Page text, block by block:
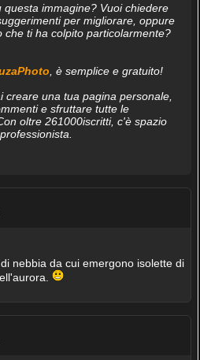
immagine? Vuoi chiedere
per migliorare, oppure
ti ha colpito particolarmente?
, è semplice e gratuito!
creare una tua pagina personale,
e sfruttare tutte le
oltre 261000iscritti, c'è spazio
nebbia da cui emergono isolette di